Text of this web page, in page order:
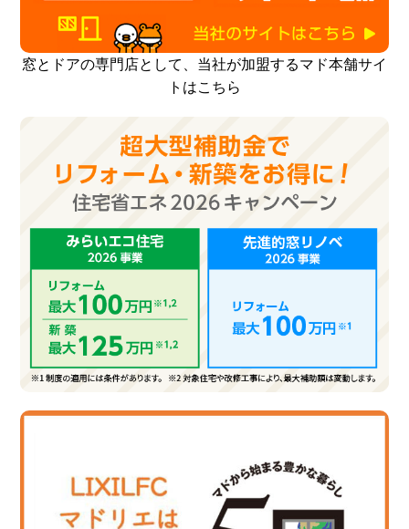
窓とドアの専門店として、当社が加盟するマド本舗サイ
トはこちら